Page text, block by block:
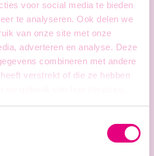
voor social media te bieden
te analyseren. Ook delen we
van onze site met onze
adverteren en analyse. Deze
combineren met andere
verstrekt of die ze hebben
onze dienstverlening of heb
Contacteer ons via